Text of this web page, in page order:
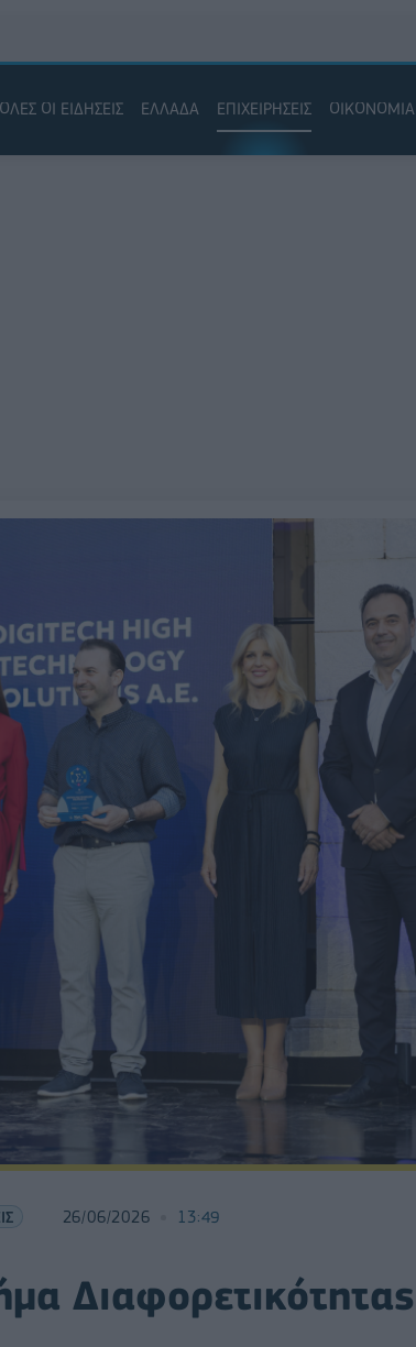
ΟΛΕΣ ΟΙ ΕΙΔΗΣΕΙΣ ΕΛΛΑΔΑ ΕΠΙΧΕΙΡΗΣΕΙΣ ΟΙΚΟΝΟΜΙΑ
26/06/2026 13:49
Διαφορετικότητας